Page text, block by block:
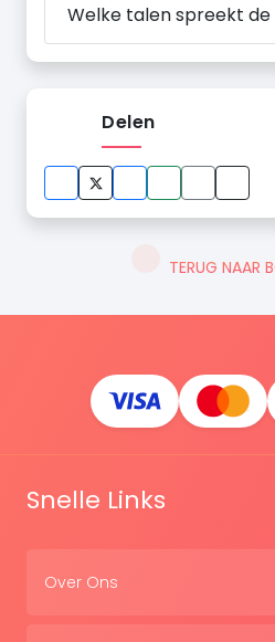
Welke talen spreekt de
Delen
TERUG NAAR
Snelle Links
Over Ons